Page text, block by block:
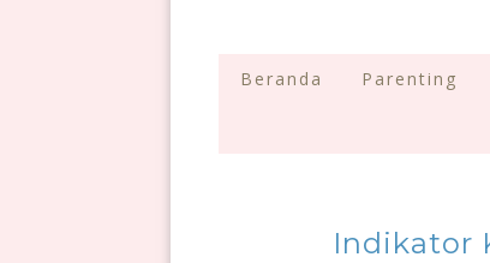
Beranda Parenting
Indikator